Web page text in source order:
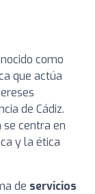
como
que actúa
de Cádiz.
se centra en
y la ética
de servicios